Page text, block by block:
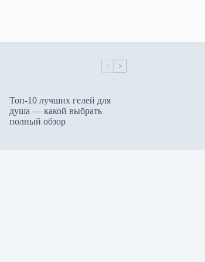
Топ-10 лучших гелей для
душа — какой выбрать
полный обзор